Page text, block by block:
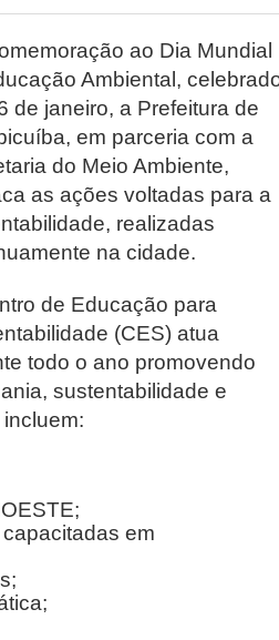
ao Dia Mundial
Ambiental,
de janeiro, a Prefeitura de
em parceria com a
do Meio Ambiente,
as ações voltadas para a
realizadas
na cidade.
de Educação para
(CES) atua
todo o ano promovendo
sustentabilidade e
em